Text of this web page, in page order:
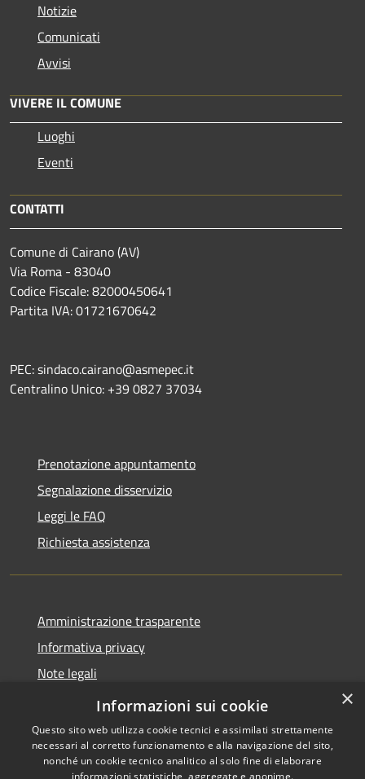
Notizie
Comunicati
Avvisi
VIVERE IL COMUNE
Luoghi
Eventi
CONTATTI
Comune di Cairano (AV)
Via Roma - 83040
Codice Fiscale: 82000450641
Partita IVA: 01721670642
PEC: sindaco.cairano@asmepec.it
Centralino Unico: +39 0827 37034
Prenotazione appuntamento
Segnalazione disservizio
Leggi le FAQ
Richiesta assistenza
Amministrazione trasparente
Informativa privacy
Note legali
Dichiarazione di accessibilità
×
Informazioni sui cookie
Questo sito web utilizza cookie tecnici e assimilati strettamente
necessari al corretto funzionamento e alla navigazione del sito,
nonché un cookie tecnico analitico al solo fine di elaborare
informazioni statistiche, aggregate e anonime.